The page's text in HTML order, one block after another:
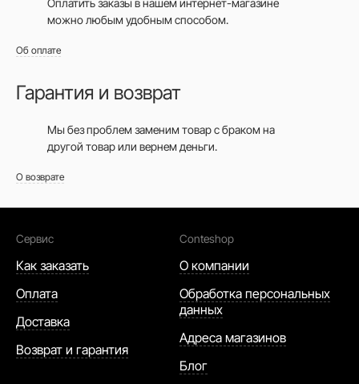
Оплатить заказы в нашем интернет-магазине
можно любым удобным способом.
Об оплате
Гарантия и возврат
Мы без проблем заменим товар с браком на
другой товар или вернем деньги.
О возврате
Сервис
Как заказать
Оплата
Доставка
Возврат и гарантия
Conteshop
О компании
Обработка персональных
данных
Адреса магазинов
Блог